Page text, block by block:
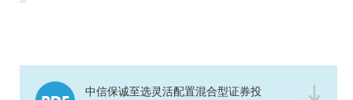
中信保诚至选灵活配置混合型证券投